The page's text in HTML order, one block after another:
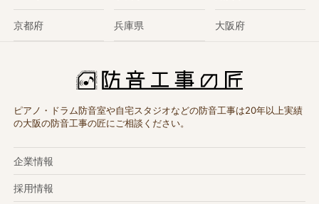
京都府 兵庫県 大阪府
ピアノ・ドラム防音室や自宅スタジオなどの防音工事は20年以上実績
の大阪の防音工事の匠にご相談ください。
企業情報
採用情報